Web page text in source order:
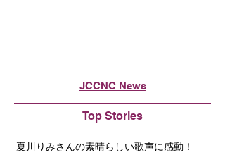
JCCNC News
Top Stories
夏川りみさんの素晴らしい歌声に感動！